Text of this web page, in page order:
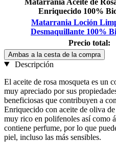
Enriquecido 100%
Matarrania Loción
Desmaquillante 100%
Precio total:
Ambas a la cesta de la compra
Descripción
El aceite de rosa mosqueta es un
muy apreciado por sus
beneficiosas que contribuyen a
Enriquecido con aceite de oliva
muy rico en polifenoles así como
contiene perfume, por lo que
piel, incluso las más sensibles.